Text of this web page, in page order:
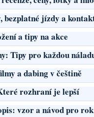
bezplatné jízdy a
a tipy na akce
Tipy pro každou
a dabing v češtině
rozhraní je lepší
vzor a návod pro